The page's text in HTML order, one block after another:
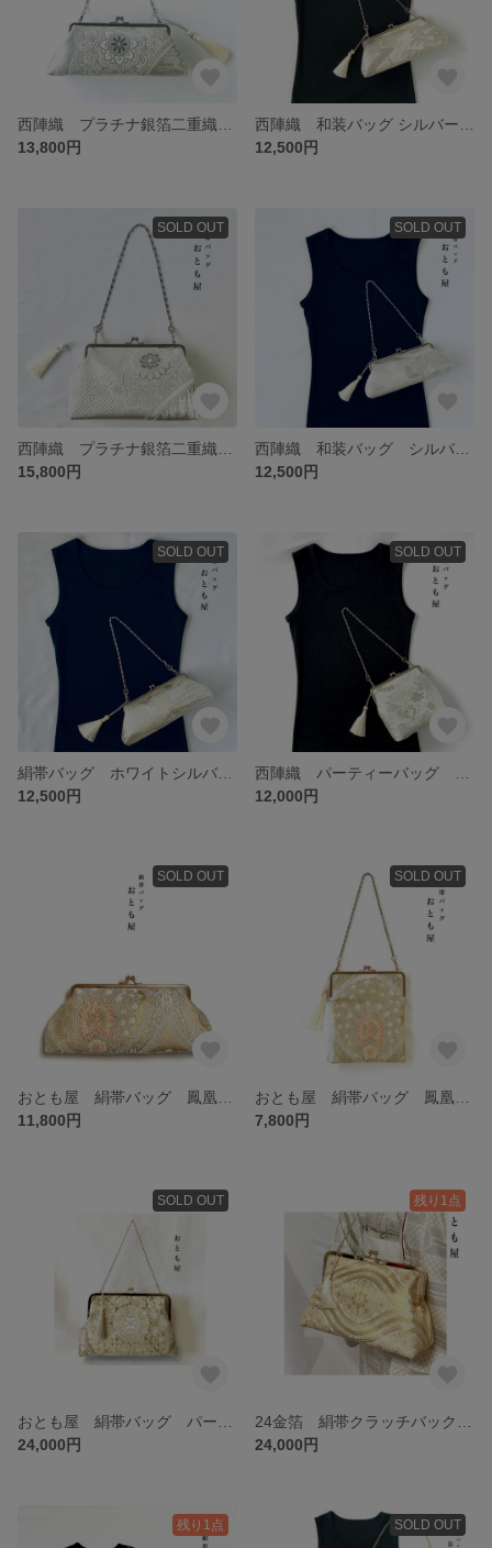
13,800円
12,500円
SOLD OUT
15,800円
SOLD OUT
12,500円
SOLD OUT
12,500円
SOLD OUT
12,000円
SOLD OUT
11,800円
SOLD OUT
7,800円
SOLD OUT
24,000円
残り1点
24,000円
残り1点 SOLD OUT